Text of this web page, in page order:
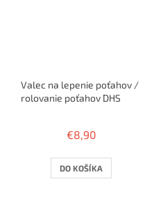
Valec na lepenie poťahov /
rolovanie poťahov DHS
€8,90
DO KOŠÍKA